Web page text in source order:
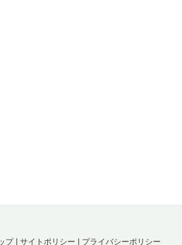
プ| サイトポリシー
プライバシーポリシー